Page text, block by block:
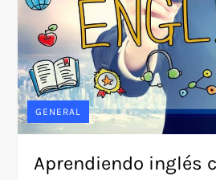
GENERAL
Aprendiendo inglés